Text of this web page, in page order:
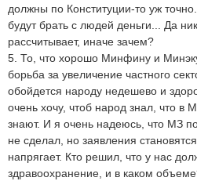
должны по Конституции-то уж
будут брать с людей деньги... Да
рассчитывает, иначе зачем?
5. То, что хорошо Минфину и
борьба за увеличение частного
обойдется народу недешево и
очень хочу, чтоб народ знал, что в
знают. И я очень надеюсь, что МЗ
не сделал, но заявления
напрягает. Кто решил, что у нас
здравоохранение, и в каком